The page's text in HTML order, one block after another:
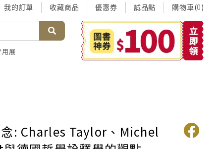
我的訂單 收藏商品 優惠券 誠品點 購物車(0)
用展
: Charles Taylor、Michel